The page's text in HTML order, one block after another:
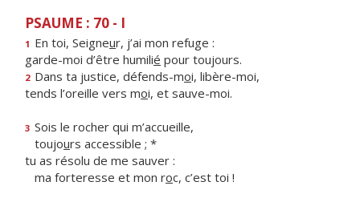
PSAUME : 70 - I
1 En toi, Seigneur, j’ai mon refuge :
garde-moi d’être humilié pour toujours.
2 Dans ta justice, défends-moi, libère-moi,
tends l’oreille vers moi, et sauve-moi.
3 Sois le rocher qui m’accueille,
toujours accessible ; *
tu as résolu de me sauver :
ma forteresse et mon roc, c’est toi !